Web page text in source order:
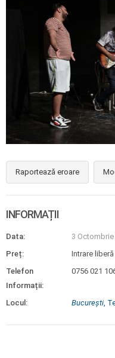
Raportează eroare
INFORMAȚII
Data: 3 Octombrie
Preț:
Intrare liberă
Telefon
Informații:
0756 021
Locul: Bucureşti,